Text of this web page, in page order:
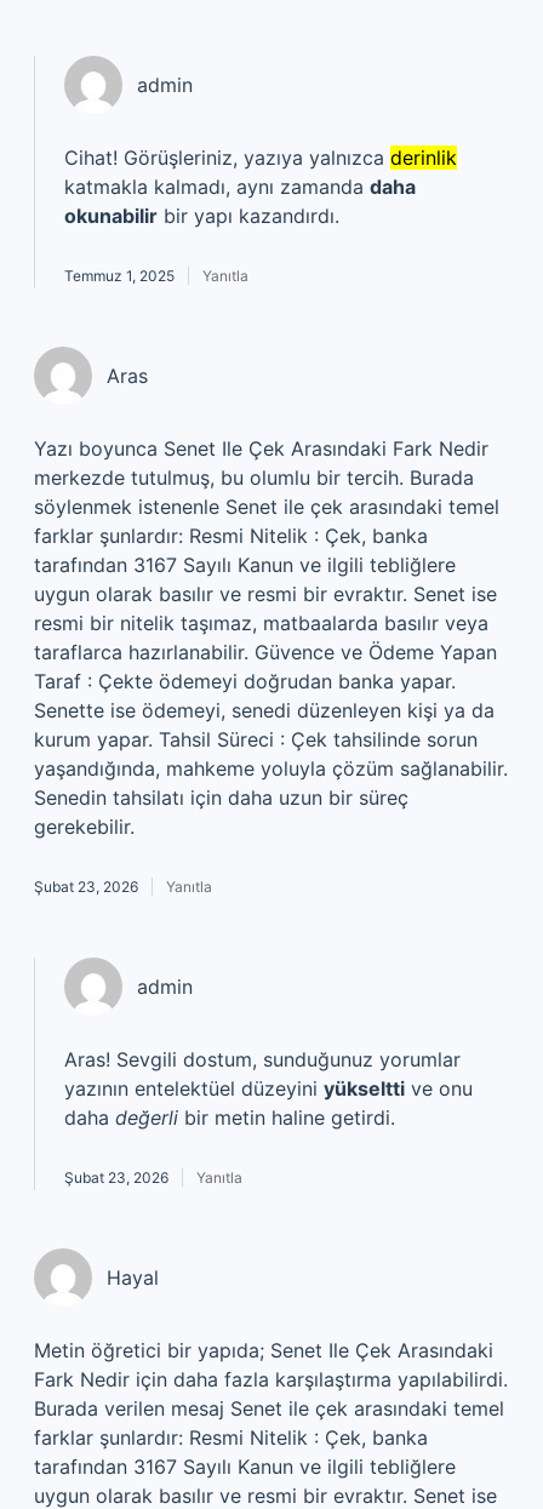
admin
Cihat! Görüşleriniz, yazıya yalnızca derinlik
katmakla kalmadı, aynı zamanda daha
okunabilir bir yapı kazandırdı.
Temmuz 1, 2025 Yanıtla
Aras
Yazı boyunca Senet Ile Çek Arasındaki Fark Nedir
merkezde tutulmuş, bu olumlu bir tercih. Burada
söylenmek istenenle Senet ile çek arasındaki temel
farklar şunlardır: Resmi Nitelik : Çek, banka
tarafından 3167 Sayılı Kanun ve ilgili tebliğlere
uygun olarak basılır ve resmi bir evraktır. Senet ise
resmi bir nitelik taşımaz, matbaalarda basılır veya
taraflarca hazırlanabilir. Güvence ve Ödeme Yapan
Taraf : Çekte ödemeyi doğrudan banka yapar.
Senette ise ödemeyi, senedi düzenleyen kişi ya da
kurum yapar. Tahsil Süreci : Çek tahsilinde sorun
yaşandığında, mahkeme yoluyla çözüm sağlanabilir.
Senedin tahsilatı için daha uzun bir süreç
gerekebilir.
Şubat 23, 2026 Yanıtla
admin
Aras! Sevgili dostum, sunduğunuz yorumlar
yazının entelektüel düzeyini yükseltti ve onu
daha değerli bir metin haline getirdi.
Şubat 23, 2026 Yanıtla
Hayal
Metin öğretici bir yapıda; Senet Ile Çek Arasındaki
Fark Nedir için daha fazla karşılaştırma yapılabilirdi.
Burada verilen mesaj Senet ile çek arasındaki temel
farklar şunlardır: Resmi Nitelik : Çek, banka
tarafından 3167 Sayılı Kanun ve ilgili tebliğlere
uygun olarak basılır ve resmi bir evraktır. Senet ise